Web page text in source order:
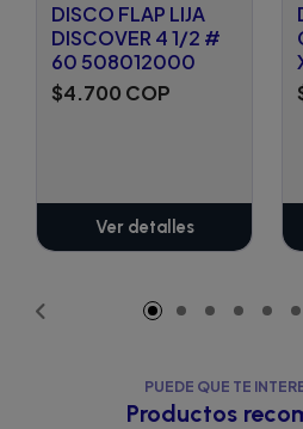
DISCO FLAP LIJA
DISCOVER 4 1/2 #
60 508012000
$4.700 COP
Ver detalles
PUEDE QUE TE
Productos